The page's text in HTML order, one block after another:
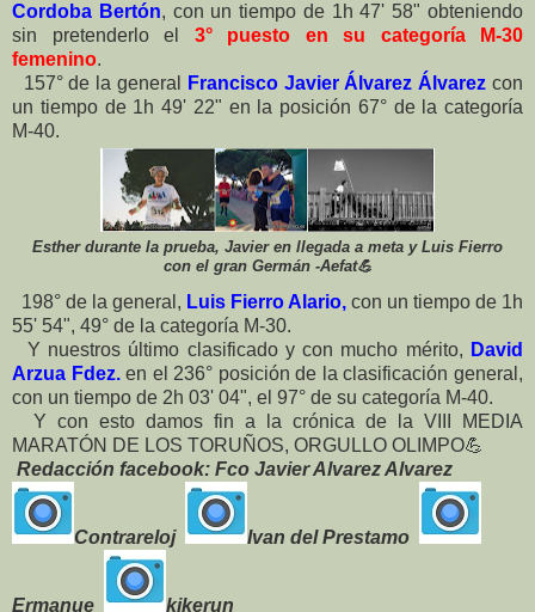
Cordoba Bertón, con un tiempo de 1h 47' 58" obteniendo
sin pretenderlo el 3° puesto en su categoría M-30
femenino.
157° de la general
Francisco Javier Álvarez Álvarez con
un tiempo de 1h 49' 22" en la posición 67° de la categoría
M-40.
Esther durante la prueba, Javier en llegada a meta y Luis Fierro
con el gran Germán -Aefat💪
198° de la general, Luis Fierro Alario, con un tiempo de 1h
55' 54", 49° de la categoría M-30.
Y nuestros último clasificado y con mucho mérito, David
Arzua Fdez.en el 236° posición de la clasificación general,
con un tiempo de 2h 03' 04", el 97° de su categoría M-40.
Y con esto damos fin a la crónica de la VIII MEDIA
MARATÓN DE LOS TORUÑOS, ORGULLO OLIMPO💪
Redacción facebook: Fco Javier Alvarez Alvarez
Contrareloj Ivan del Prestamo
Ermanue kikerun